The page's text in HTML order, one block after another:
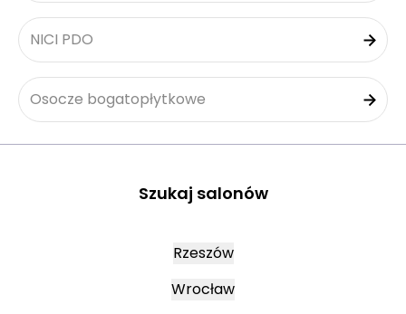
NICI PDO
Osocze bogatopłytkowe
Szukaj salonów
Rzeszów
Wrocław